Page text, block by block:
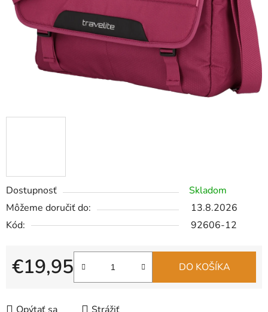
Dostupnosť
Skladom
Môžeme doručiť do:
13.8.2026
Kód:
92606-12
€19,95
Jednotková cena:
DO KOŠÍKA